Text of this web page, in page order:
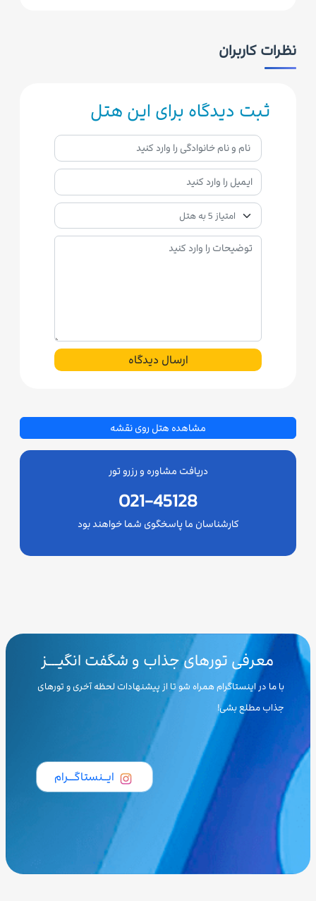
نظرات کاربران
ثبت دیدگاه برای این هتل
ارسال دیدگاه
مشاهده هتل روی نقشه
دریافت مشاوره و رزرو تور
021-45128
کارشناسان ما پاسخگوی شما خواهند بود
معرفی تورهای جذاب و شگفت انگیـــز
با ما در اینستاگرام همراه شو تا از پیشنهادات لحظه آخری و تورهای
جذاب مطلع بشی!
ایــنستاگـــرام